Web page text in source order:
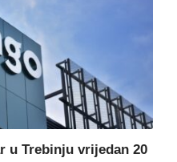
u Trebinju vrijedan 20